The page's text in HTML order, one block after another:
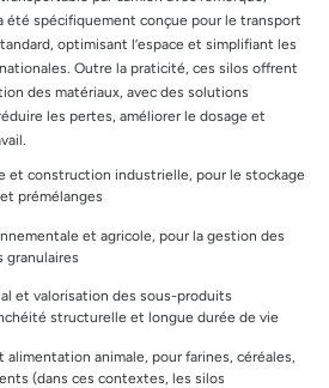
été spécifiquement conçue pour le transport
optimisant l’espace et simplifiant les
Outre la praticité, ces silos offrent
des matériaux, avec des solutions
les pertes, améliorer le dosage et
et construction industrielle, pour le stockage
prémélanges
et agricole, pour la gestion des
granulaires
et valorisation des sous-produits
structurelle et longue durée de vie
animale, pour farines, céréales,
(dans ces contextes, les silos